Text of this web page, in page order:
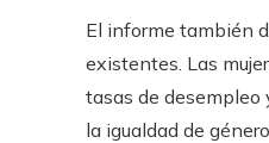
El informe también
existentes. Las
tasas de desempleo
la igualdad de